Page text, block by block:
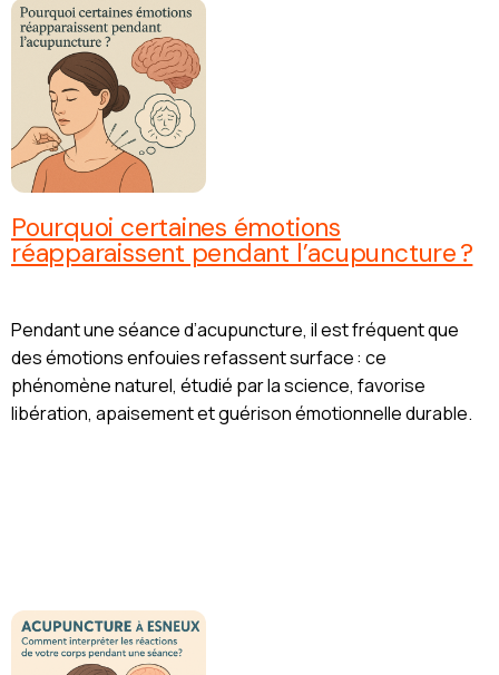
Pourquoi certaines émotions
réapparaissent pendant l’acupuncture ?
Pendant une séance d’acupuncture, il est fréquent que
des émotions enfouies refassent surface : ce
phénomène naturel, étudié par la science, favorise
libération, apaisement et guérison émotionnelle durable.